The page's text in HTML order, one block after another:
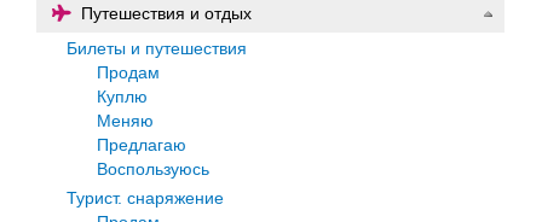
Путешествия и отдых
Билеты и путешествия
Продам
Куплю
Меняю
Предлагаю
Воспользуюсь
Турист. снаряжение